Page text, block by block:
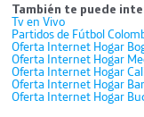
También te puede
Tv en Vivo
Partidos de Fútbol
Oferta Internet Hogar
Oferta Internet Hogar
Oferta Internet Hogar
Oferta Internet Hogar
Oferta Internet Hogar